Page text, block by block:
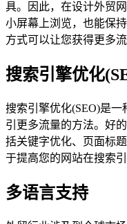
具。因此，在设计外贸
小屏幕上浏览，也能保
方式可以让您获得更多
搜索引擎优化
搜索引擎优化(SEO)是
引更多流量的方法。好
括关键字优化、页面标
于提高您的网站在搜索
多语言支持